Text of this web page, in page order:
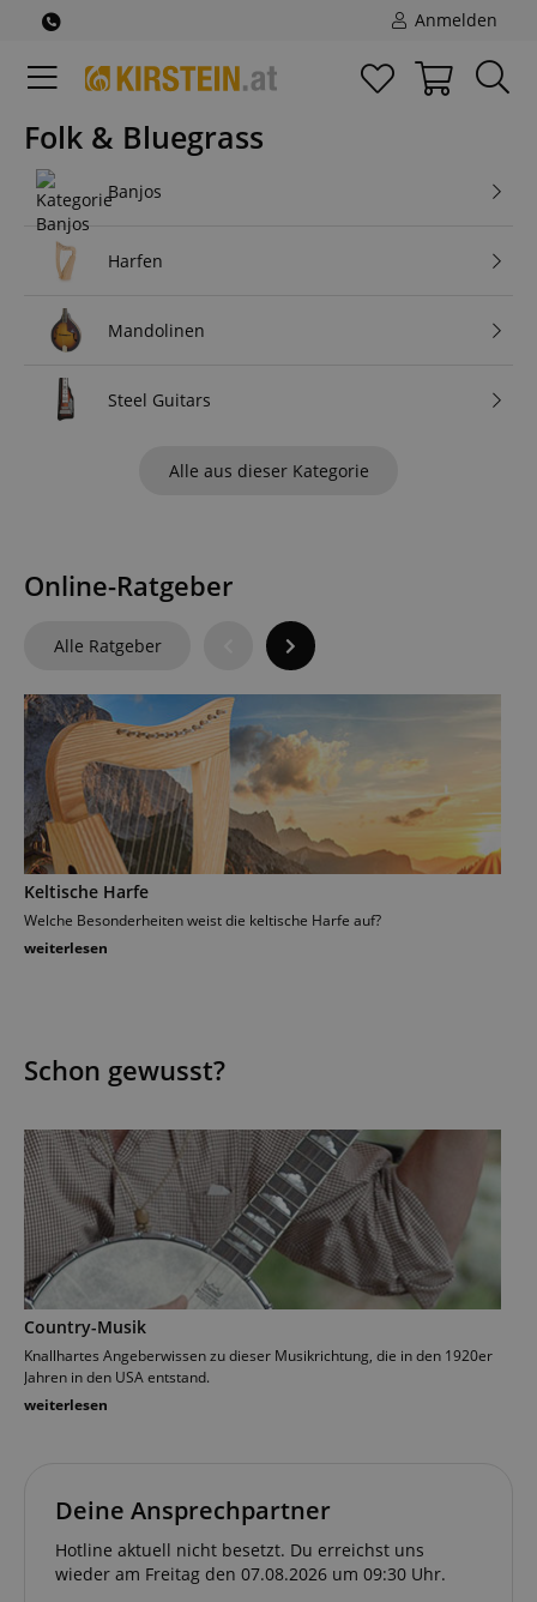
Anmelden
Folk & Bluegrass
Banjos
Harfen
Mandolinen
Steel Guitars
Alle aus dieser Kategorie
Online-Ratgeber
Alle Ratgeber
Keltische Harfe
Welche Besonderheiten weist die keltische Harfe auf?
weiterlesen
Schon gewusst?
Country-Musik
Knallhartes Angeberwissen zu dieser Musikrichtung, die in den 1920er
Jahren in den USA entstand.
weiterlesen
Deine Ansprechpartner
Hotline aktuell nicht besetzt. Du erreichst uns
wieder am Freitag den 07.08.2026 um 09:30 Uhr.